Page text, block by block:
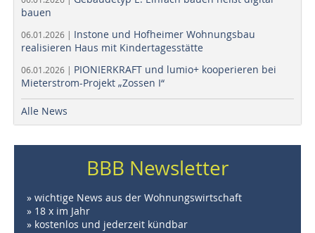
bauen
06.01.2026 | Instone und Hofheimer Wohnungsbau
realisieren Haus mit Kindertagesstätte
06.01.2026 | PIONIERKRAFT und lumio+ kooperieren bei
Mieterstrom-Projekt „Zossen I“
Alle News
BBB Newsletter
» wichtige News aus der Wohnungswirtschaft
» 18 x im Jahr
» kostenlos und jederzeit kündbar